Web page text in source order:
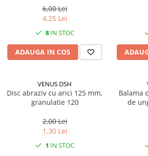
Sisteme de dozaj profesionale
Solutii curatenie super
concentrate
Solutii de curatenie profesionale
Pentru toate suprafetele
Solutii pentru suprafetele din lemn
Solutii profesionale pentru
6,00 Lei
4,25 Lei
8 IN STOC
ADAUGA IN COS
VENUS DSH
Disc abraziv cu arici 125 mm,
granulatie 120
2,00 Lei
1,30 Lei
1 IN STOC
Balama
de